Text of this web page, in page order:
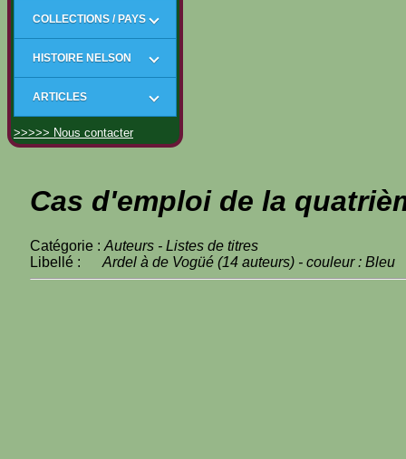
COLLECTIONS / PAYS
HISTOIRE NELSON
ARTICLES
>>>>> Nous contacter
Cas d'emploi de la
Catégorie : Auteurs - Listes de titres
Libellé : Ardel à de Vogüé (14 auteurs) - couleur : Bleu